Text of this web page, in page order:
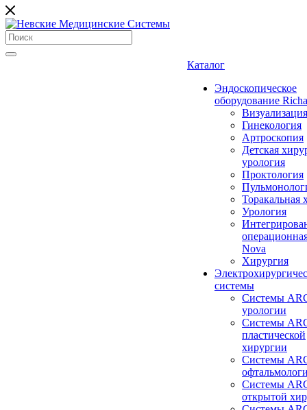
Каталог
Эндоскопическое
оборудование
Визуализация
Гинекология
Артроскопия
Детская
урология
Проктология
Торакальная
Урология
Nova
Хирургия
системы
Системы
урологии
Системы
пластической
хирургии
Системы
Системы
открытой